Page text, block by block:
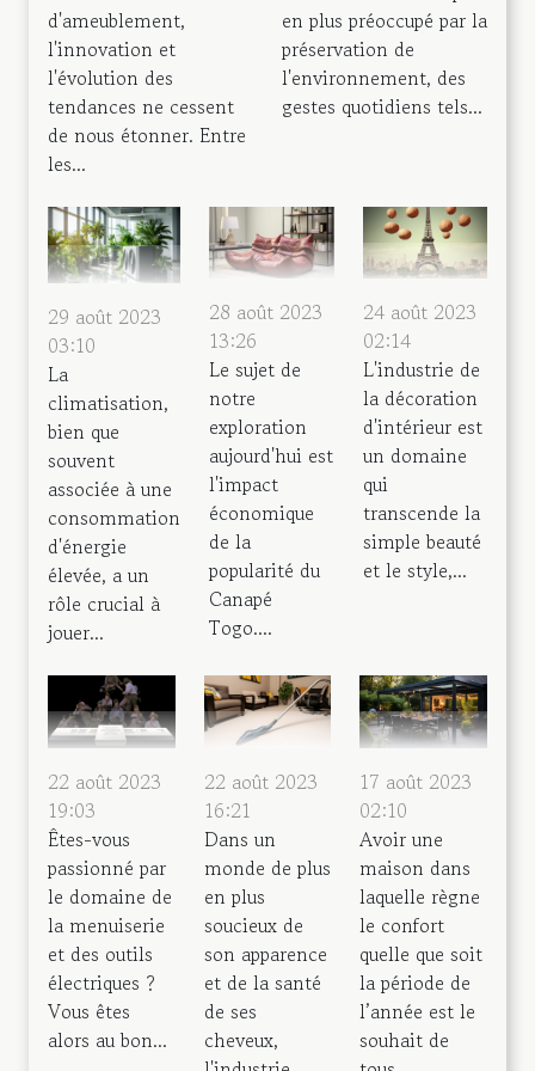
d'ameublement,
l'innovation et
l'évolution des
tendances ne cessent
de nous étonner. Entre
les...
en plus préoccupé par la
préservation de
l'environnement, des
gestes quotidiens tels...
29 août 2023
03:10
La
climatisation,
bien que
souvent
associée à une
consommation
d'énergie
élevée, a un
rôle crucial à
jouer...
28 août 2023
13:26
Le sujet de
notre
exploration
aujourd'hui est
l'impact
économique
de la
popularité du
Canapé
Togo....
24 août 2023
02:14
L'industrie de
la décoration
d'intérieur est
un domaine
qui
transcende la
simple beauté
et le style,...
22 août 2023
19:03
Êtes-vous
passionné par
le domaine de
la menuiserie
et des outils
électriques ?
Vous êtes
alors au bon...
22 août 2023
16:21
Dans un
monde de plus
en plus
soucieux de
son apparence
et de la santé
de ses
cheveux,
17 août 2023
02:10
Avoir une
maison dans
laquelle règne
le confort
quelle que soit
la période de
l’année est le
souhait de